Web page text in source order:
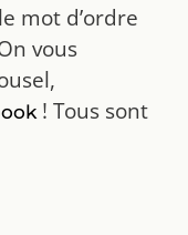
mot d’ordre
vous
! Tous sont